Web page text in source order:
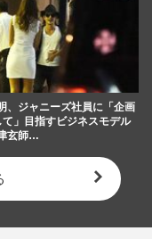
、ジャニーズ社員に「企画
」目指すビジネスモデル
玄師…